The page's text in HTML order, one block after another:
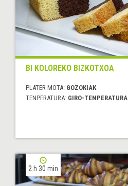
BI KOLOREKO BIZKOTXOA
PLATER MOTA: GOZOKIAK
TENPERATURA: GIRO-TENPERATURA
2 h 30 min